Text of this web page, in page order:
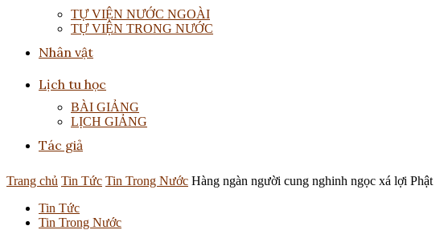
TỰ VIỆN NƯỚC NGOÀI
TỰ VIỆN TRONG NƯỚC
Nhân vật
Lịch tu học
BÀI GIẢNG
LỊCH GIẢNG
Tác giả
Trang chủ Tin Tức Tin Trong Nước Hàng ngàn người cung nghinh ngọc xá lợi Phật
Tin Tức
Tin Trong Nước